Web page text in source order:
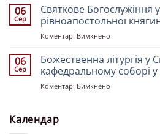
і
Олени»
літургія
у
храмі
06
Сер
Святкове Богослужіння
рівноапостольної
Коментарі Вимкнено
Богослужіння
у
храмі
06
Сер
Божественна літургія у
кафедральному соборі у
Коментарі Вимкнено
Календар